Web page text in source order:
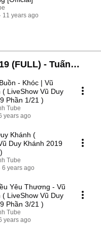
11 years ago
(FULL) - Tuấn
Yến- Khóc | Vũ
( LiveShow Vũ Duy
Phần 1/21 )
Tube
years ago
Khánh (
Duy Khánh 2019
Tube
6 years ago
Yêu Thương - Vũ
Phần 3/21 )
Tube
years ago